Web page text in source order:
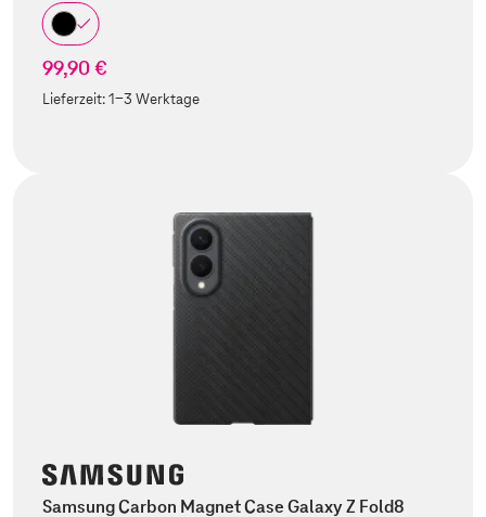
99,90 €
Lieferzeit:1-3 Werktage
Samsung Carbon Magnet Case Galaxy Z Fold8